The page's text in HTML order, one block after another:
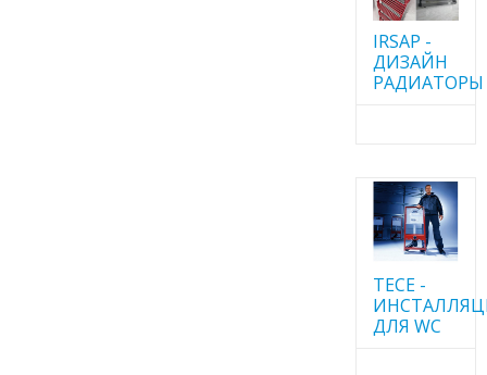
IRSAP -
ДИЗАЙН
РАДИАТОРЫ
TECE -
ДЛЯ WC